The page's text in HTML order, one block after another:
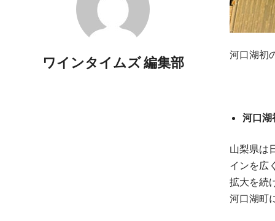
ワインタイムズ 編集部
河口湖初
河口湖
山梨県は
インを広
拡大を続
河口湖町